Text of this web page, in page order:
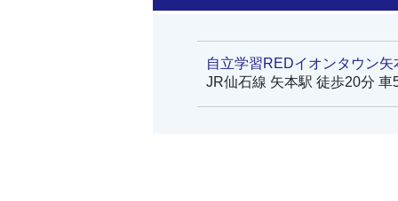
自立学習REDイオンタウン矢
JR仙石線 矢本駅 徒歩20分 車